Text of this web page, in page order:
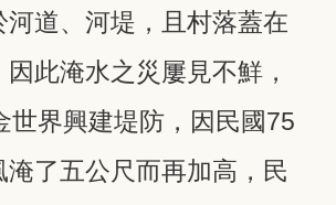
河道、河堤，且村落蓋在
此淹水之災屢見不鮮，
世界興建堤防，因民國75
淹了五公尺而再加高，民